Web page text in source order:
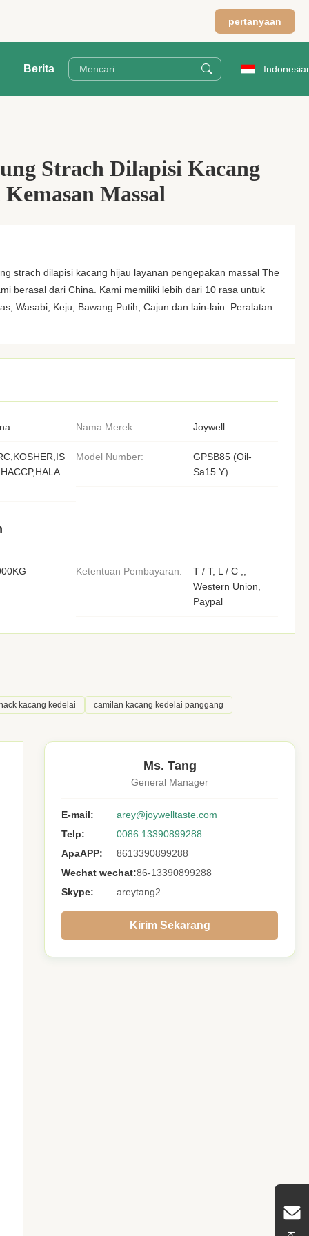
pertanyaan
Berita
Strach Dilapisi Kacang
Massal
strach dilapisi kacang hijau layanan pengepakan massal The
berasal dari China. Kami memiliki lebih dari 10 rasa untuk
Wasabi, Keju, Bawang Putih, Cajun dan lain-lain. Peralatan
Nama Merek: Joywell
Model Number:
GPSB85 (Oil-
Sa15.Y)
Ketentuan Pembayaran:
T / T, L / C ,,
Western Union,
Paypal
kacang kedelai camilan kacang kedelai panggang
Ms. Tang
General Manager
E-mail:
arey@joywelltaste.com
Telp:
0086 13390899288
ApaAPP:
8613390899288
Wechat wechat:86-13390899288
Skype:
areytang2
Kirim Sekarang